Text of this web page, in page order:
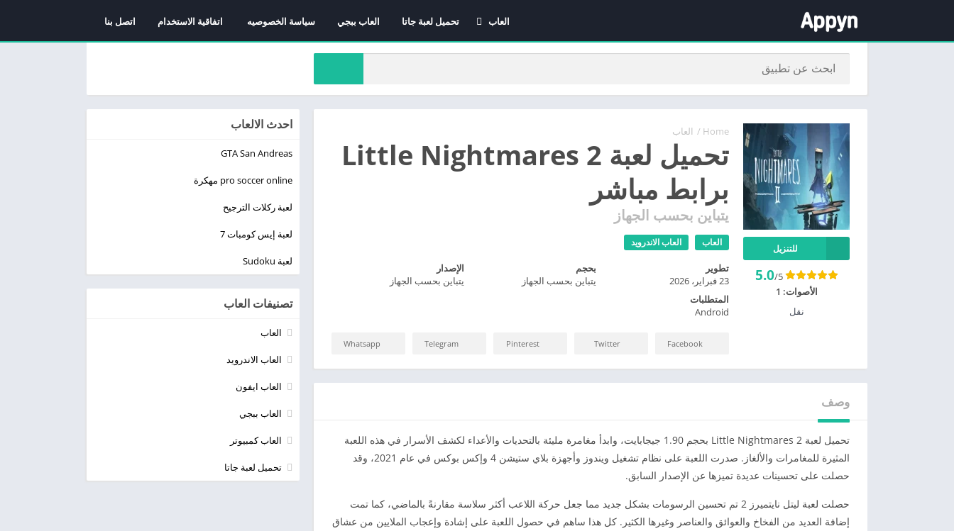
العاب
العاب الاندرويد
تحميل لعبة جاتا العاب ببجي سياسة الخصوصيه اتفاقية الاستخدام اتصل بنا
Home
/ العاب
تحميل لعبة Little Nightmares 2
برابط مباشر
يتباين بحسب الجهاز
العاب العاب الاندرويد
للتنزيل
5.0/5
الأصوات: 1
نقل
تطوير
23 فبراير، 2026
بحجم
يتباين بحسب الجهاز
الإصدار
يتباين بحسب الجهاز
المتطلبات
Android
Facebook
Twitter
Pinterest
Telegram
Whatsapp
وصف
تحميل لعبة Little Nightmares 2 بحجم 1.90 جيجابايت، وابدأ مغامرة مليئة بالتحديات والأعداء لكشف الأسرار في هذه اللعبة
المثيرة للمغامرات والألغاز. صدرت اللعبة على نظام تشغيل ويندوز وأجهزة بلاي ستيشن 4 وإكس بوكس في عام 2021، وقد
حصلت على تحسينات عديدة تميزها عن الإصدار السابق.
حصلت لعبة ليتل نايتميرز 2 تم تحسين الرسومات بشكل جديد مما جعل حركة اللاعب أكثر سلاسة مقارنةً بالماضي، كما تمت
إضافة العديد من الفخاخ والعوائق والعناصر وغيرها الكثير. كل هذا ساهم في حصول اللعبة على إشادة وإعجاب الملايين من عشاق
احدث الالعاب
GTA San Andreas
pro soccer online مهكرة
لعبة ركلات الترجيح
لعبة إيس كومبات 7
لعبة Sudoku
تصنيفات العاب
العاب
العاب الاندرويد
العاب ايفون
العاب ببجي
العاب كمبيوتر
تحميل لعبة جاتا